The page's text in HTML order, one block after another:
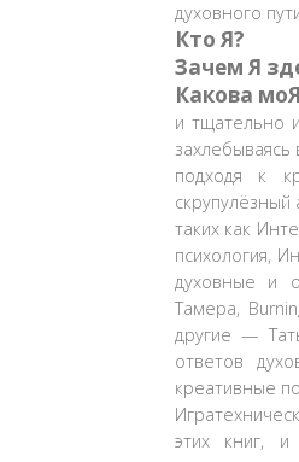
духовного
Кто Я?
Зачем Я
Какова
и тщательно
подходя к
таких как
психология,
духовные и
Тамера,
другие —
ответов
креативные
этих книг, и